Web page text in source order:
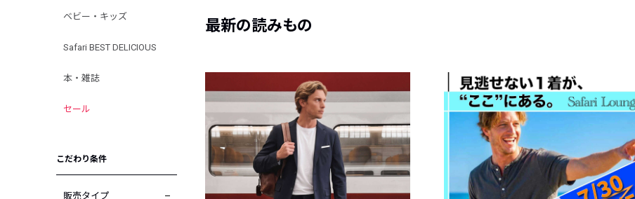
ベビー・キッズ
Safari BEST DELICIOUS
本・雑誌
セール
こだわり条件
販売タイプ
最新の読みもの